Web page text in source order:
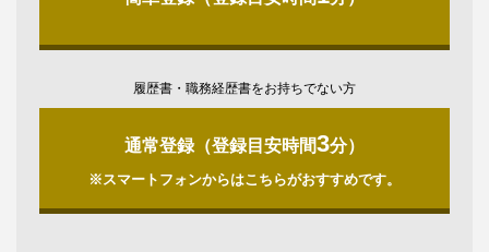
履歴書・職務経歴書をお持ちでない方
通常登録（登録目安時間3分）
※スマートフォンからはこちらがおすすめです。